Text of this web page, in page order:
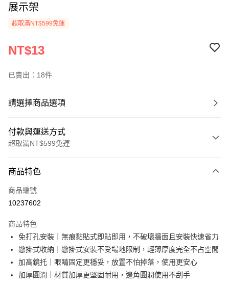
展示架
超取滿NT$599免運
NT$13
已賣出：18件
請選擇商品選項
付款與運送方式
超取滿NT$599免運
信用卡一次付款
超商取貨付款
Apple Pay
街口支付
Google Pay
商品特色
商品編號
10237602
商品特色
免打孔安裝｜無痕黏貼式即貼即用，不破壞牆面且安裝快速省力
懸掛式收納｜懸掛式安裝不受場地限制，輕薄厚度完全不占空間
加高鏡托｜眼睛固定更穩妥，放置不怕掉落，使用更安心
加厚圓潤｜材質加厚更堅固耐用，邊角圓潤使用不刮手